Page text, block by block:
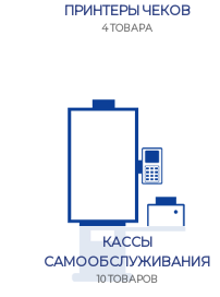
ПРИНТЕРЫ ЧЕКОВ
4 ТОВАРА
КАССЫ
САМООБСЛУЖИВАНИЯ
10 ТОВАРОВ